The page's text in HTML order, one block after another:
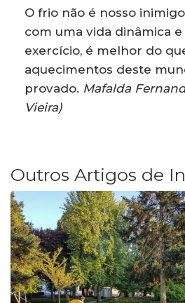
O frio não é nosso
com uma vida dinâmica
exercício, é melhor do
aquecimentos deste
provado. Mafalda
Vieira)
Outros Artigos de